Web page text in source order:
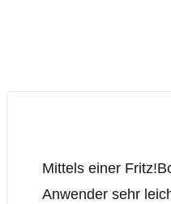
Mittels einer
Anwender sehr